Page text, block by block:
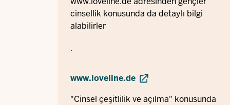
cinsellik konusunda da detaylı bilgi
alabilirler
.
www.loveline.de
"Cinsel çeşitlilik ve açılma" konusunda